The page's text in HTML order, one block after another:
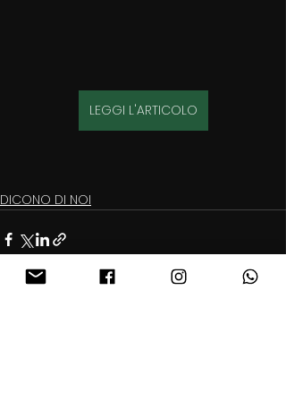
LEGGI L'ARTICOLO
DICONO DI NOI